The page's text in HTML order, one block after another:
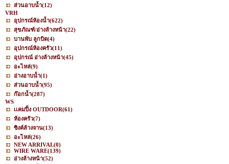
ส่วนอาบน้ำ(12)
VRH
อุปกรณ์ห้องน้ำ(622)
สุขภัณฑ์/อ่างล้างหน้า(22)
บานพับ ลูกบิด(4)
อุปกรณ์ห้องครัว(11)
อุปกรณ์ อ่างล้างหน้า(45)
อะไหล่(9)
อ่างอาบน้ำ(1)
ส่วนอาบน้ำ(95)
ก๊อกน้ำ(287)
WS
เเคมปิ้ง OUTDOOR(61)
ห้องครัว(7)
ซิงค์ล้างจาน(13)
อะไหล่(26)
NEW ARRIVAL(0)
WIRE WARE(139)
อ่างล้างหน้า(52)